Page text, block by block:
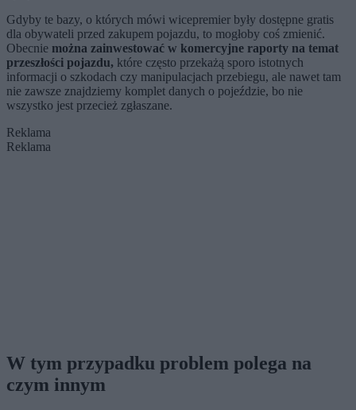
Gdyby te bazy, o których mówi wicepremier były dostępne gratis
dla obywateli przed zakupem pojazdu, to mogłoby coś zmienić.
Obecnie można zainwestować w komercyjne raporty na temat
przeszłości pojazdu, które często przekażą sporo istotnych
informacji o szkodach czy manipulacjach przebiegu, ale nawet tam
nie zawsze znajdziemy komplet danych o pojeździe, bo nie
wszystko jest przecież zgłaszane.
Reklama
Reklama
W tym przypadku problem polega na
czym innym